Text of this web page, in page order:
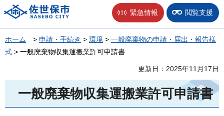
佐世保市 緊急情報 閲覧支援
ホーム > 申請・手続き > 環境 > 一般廃棄物の申請・届出・報告様
式 > 一般廃棄物収集運搬業許可申請書
更新日：2025年11月17日
一般廃棄物収集運搬業許可申請書